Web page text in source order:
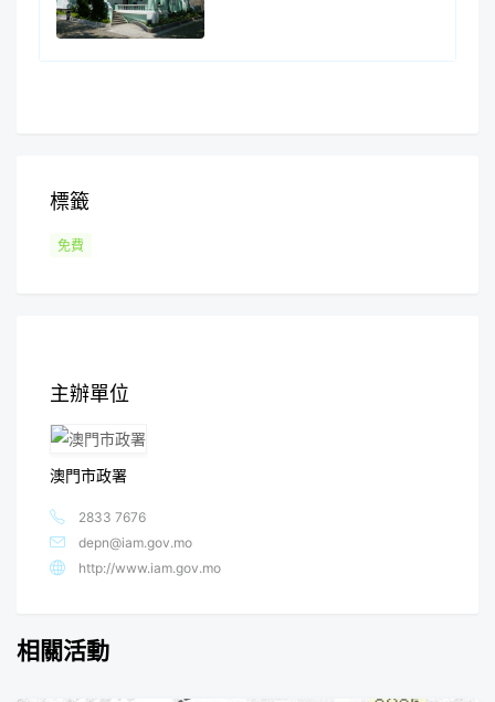
標籤
免費
主辦單位
澳門市政署
2833 7676
depn@iam.gov.mo
http://www.iam.gov.mo
相關活動